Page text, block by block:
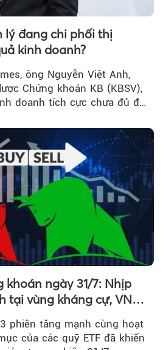
lý đang chi phối thị
kinh doanh?
ông Nguyễn Việt Anh,
Chứng khoán KB (KBSV),
doanh tích cực chưa đủ để
ngày 31/7: Nhịp
tại vùng kháng cự, VN
trong phiên cuối...
phiên tăng mạnh cùng hoạt
của các quỹ ETF đã khiến